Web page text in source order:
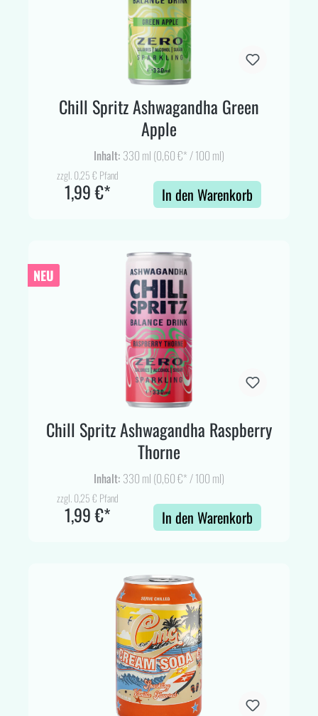
Chill Spritz Ashwagandha Green
Apple
Inhalt: 330 ml (0,60 €* / 100 ml)
zzgl. 0,25 € Pfand
1,99 €* In den Warenkorb
NEU
Chill Spritz Ashwagandha Raspberry
Thorne
Inhalt: 330 ml (0,60 €* / 100 ml)
zzgl. 0,25 € Pfand
1,99 €* In den Warenkorb